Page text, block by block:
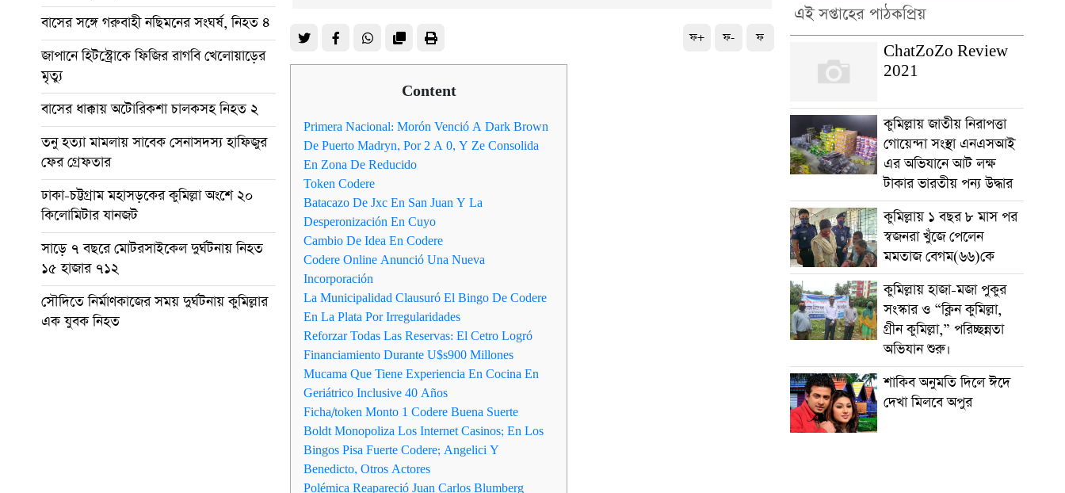
বাসের সঙ্গে গরুবাহী নছিমনের সংঘর্ষ, নিহত ৪
জাপানে হিটস্ট্রোকে ফিজির রাগবি খেলোয়াড়ের
মৃত্যু
বাসের ধাক্কায় অটোরিকশা চালকসহ নিহত ২
তনু হত্যা মামলায় সাবেক সেনাসদস্য হাফিজুর
ফের গ্রেফতার
ঢাকা-চট্টগ্রাম মহাসড়কের কুমিল্লা অংশে ২০
কিলোমিটার যানজট
সাড়ে ৭ বছরে মোটরসাইকেল দুর্ঘটনায় নিহত
১৫ হাজার ৭১২
সৌদিতে নির্মাণকাজের সময় দুর্ঘটনায় কুমিল্লার
এক যুবক নিহত
ফ+ ফ- ফ
Content
Primera Nacional: Morón Venció A Dark Brown
De Puerto Madryn, Por 2 A 0, Y Ze Consolida
En Zona De Reducido
Token Codere
Batacazo De Jxc En San Juan Y La
Desperonización En Cuyo
Cambio De Idea En Codere
Codere Online Anunció Una Nueva
Incorporación
La Municipalidad Clausuró El Bingo De Codere
En La Plata Por Irregularidades
Reforzar Todas Las Reservas: El Cetro Logró
Financiamiento Durante U$s900 Millones
Mucama Que Tiene Experiencia En Cocina En
Geriátrico Inclusive 40 Años
Ficha/token Monto 1 Codere Buena Suerte
Boldt Monopoliza Los Internet Casinos; En Los
Bingos Pisa Fuerte Codere; Angelici Y
Benedicto, Otros Actores
Polémica Reapareció Juan Carlos Blumberg
এই সপ্তাহের পাঠকপ্রিয়
ChatZoZo Review
2021
কুমিল্লায় জাতীয় নিরাপত্তা
গোয়েন্দা সংস্থা এনএসআই
এর অভিযানে আট লক্ষ
টাকার ভারতীয় পন্য উদ্ধার
কুমিল্লায় ১ বছর ৮ মাস পর
স্বজনরা খুঁজে পেলেন
মমতাজ বেগম(৬৬)কে
কুমিল্লায় হাজা-মজা পুকুর
সংস্কার ও “ক্লিন কুমিল্লা,
গ্রীন কুমিল্লা,” পরিচ্ছন্নতা
অভিযান শুরু।
শাকিব অনুমতি দিলে ঈদে
দেখা মিলবে অপুর